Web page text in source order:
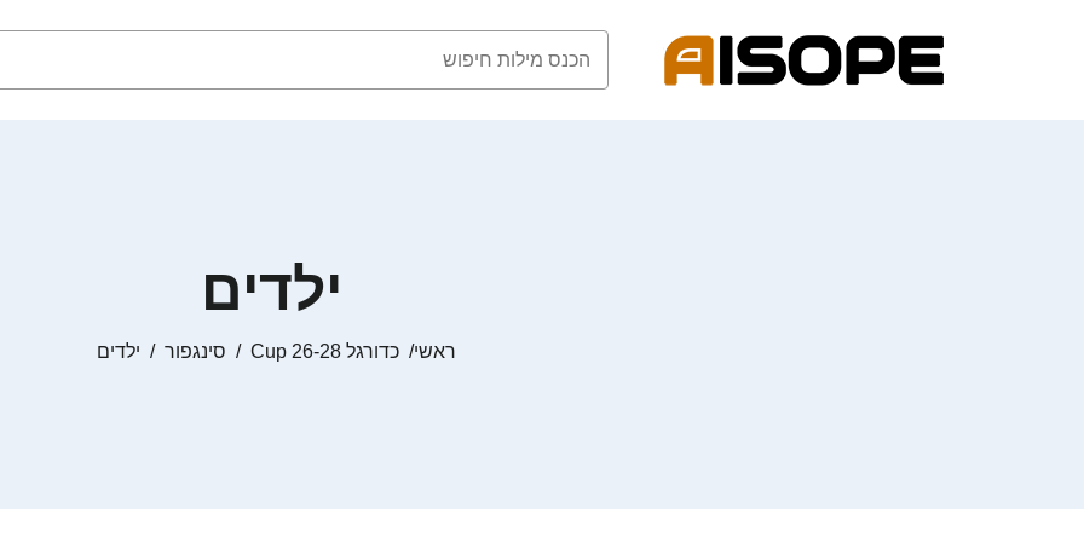
ילדים
ראשי כדורגל Cup 26-28 סינגפור ילדים